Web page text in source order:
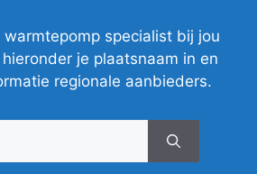
warmtepomp specialist bij jou
je plaatsnaam in en
regionale aanbieders.